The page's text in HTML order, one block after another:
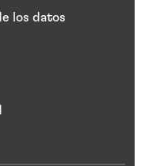
los datos